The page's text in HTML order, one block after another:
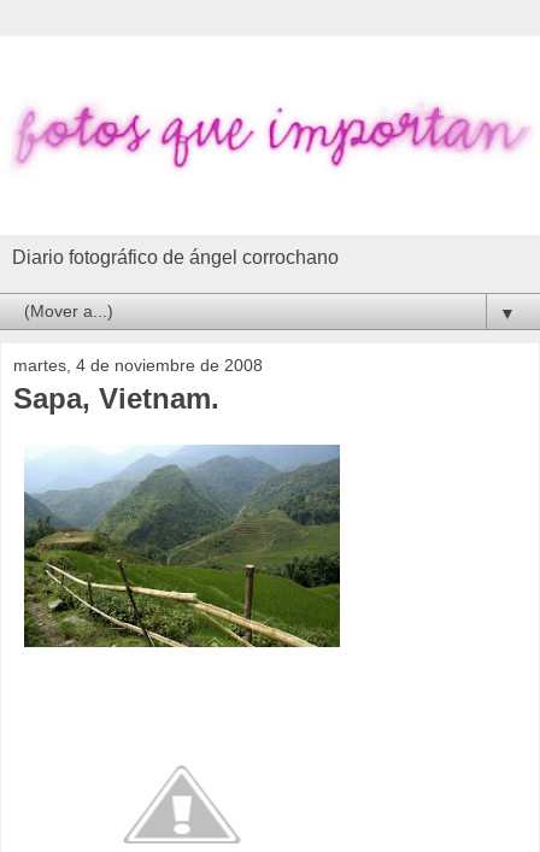
Diario fotográfico de ángel corrochano
▼
martes, 4 de noviembre de 2008
Sapa, Vietnam.